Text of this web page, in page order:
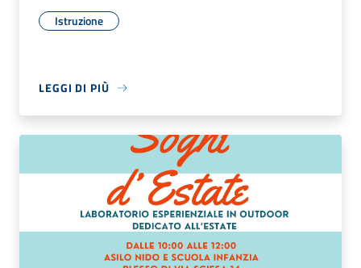
Istruzione
LEGGI DI PIÙ